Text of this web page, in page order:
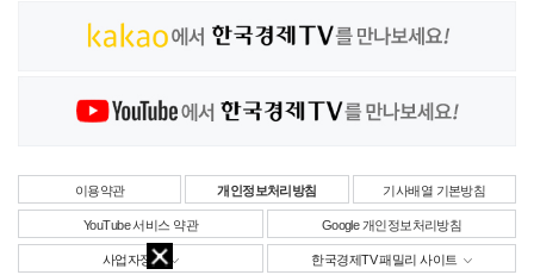
이용약관 개인정보처리방침 기사배열 기본방침
YouTube 서비스 약관 Google 개인정보처리방침
사업자정보 한국경제TV 패밀리 사이트